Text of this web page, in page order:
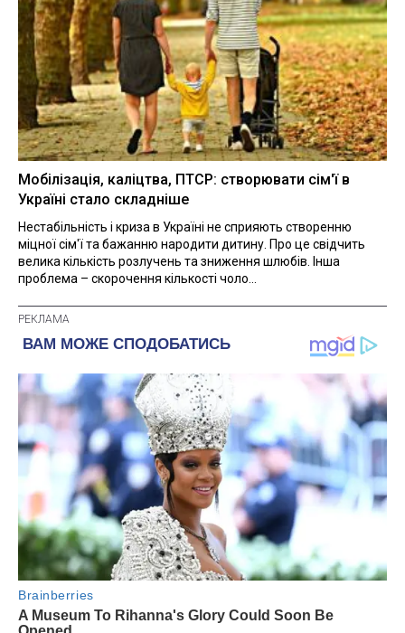
Мобілізація, каліцтва, ПТСР: створювати сім'ї в
Україні стало складніше
Нестабільність і криза в Україні не сприяють створенню
міцної сім'ї та бажанню народити дитину. Про це свідчить
велика кількість розлучень та зниження шлюбів. Інша
проблема – скорочення кількості чоло...